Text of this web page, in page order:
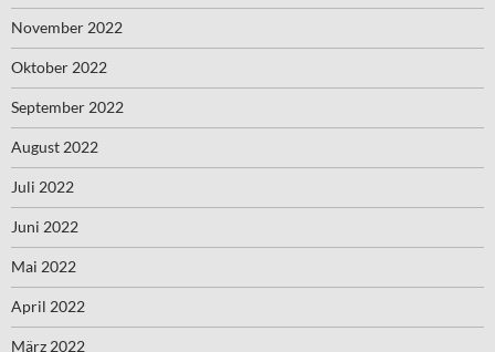
November 2022
Oktober 2022
September 2022
August 2022
Juli 2022
Juni 2022
Mai 2022
April 2022
März 2022